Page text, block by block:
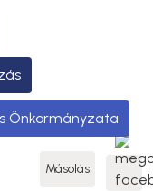
Önkormányzata
Másolás